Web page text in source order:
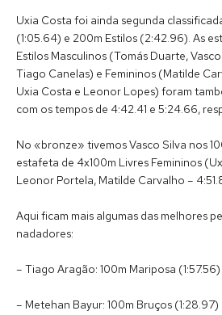
Uxia Costa foi ainda segunda
(1:05.64) e 200m Estilos (2:42.96). As
Estilos Masculinos (Tomás Duarte,
Tiago Canelas) e Femininos (Matilde
Uxia Costa e Leonor Lopes) foram
com os tempos de 4:42.41 e 5:24.66,
No «bronze» tivemos Vasco Silva nos
estafeta de 4x100m Livres Femininos
Leonor Portela, Matilde Carvalho –
Aqui ficam mais algumas das melhores
nadadores:
– Tiago Aragão: 100m Mariposa (1:57.56)
– Metehan Bayur: 100m Bruços (1:28.97)